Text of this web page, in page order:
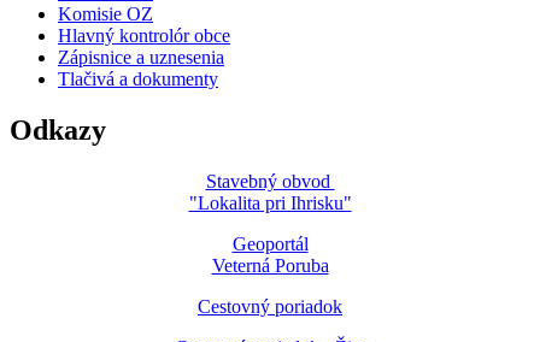
Komisie OZ
Hlavný kontrolór obce
Zápisnice a uznesenia
Tlačivá a dokumenty
Odkazy
Stavebný obvod
"Lokalita pri Ihrisku"
Geoportál
Veterná Poruba
Cestovný poriadok